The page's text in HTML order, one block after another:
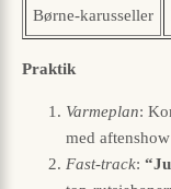
Børne-karusseller
Praktik
Varmeplan:
med
Fast-track: